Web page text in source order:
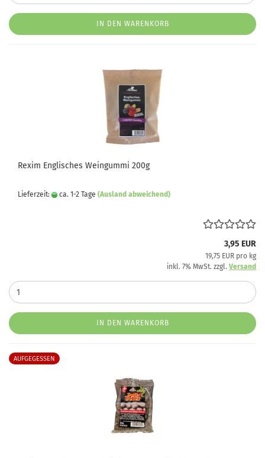
IN DEN WARENKORB
Rexim Englisches Weingummi 200g
Lieferzeit: ca. 1-2 Tage (Ausland abweichend)
3,95 EUR
19,75 EUR pro kg
inkl. 7% MwSt. zzgl. Versand
IN DEN WARENKORB
AUFGEGESSEN